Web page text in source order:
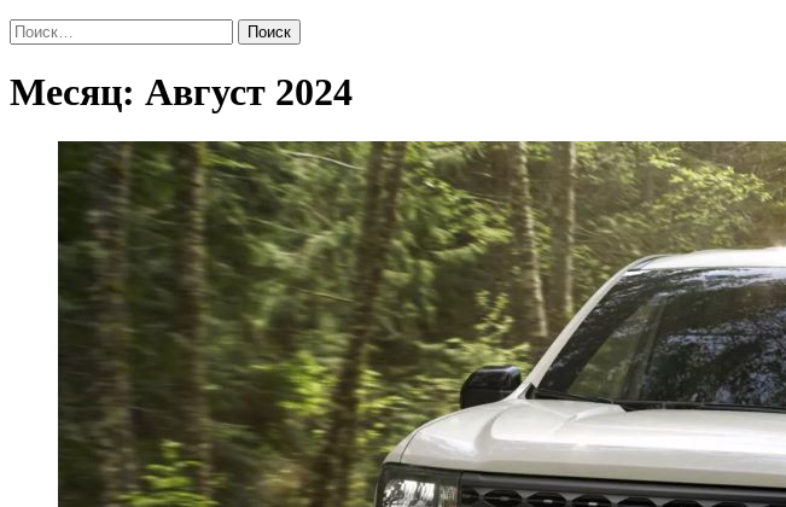
Найти:
Месяц: Август 2024